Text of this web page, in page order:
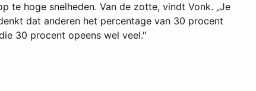
te hoge snelheden. Van de zotte, vindt Vonk. „Je
dat anderen het percentage van 30 procent
30 procent opeens wel veel."